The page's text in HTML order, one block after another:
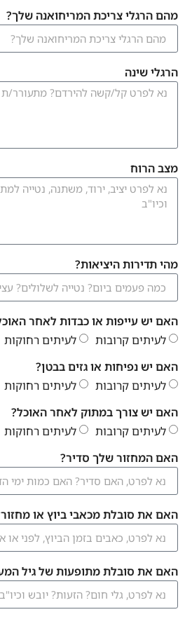
מהם הרגלי צריכת המריחואנה שלך?
הרגלי שינה
מצב הרוח
מהי תדירות היציאות?
האם יש עייפות או כבדות לאחר
לעיתים קרובות
לעיתים רחוקות
האם יש נפיחות או גזים בבטן?
לעיתים קרובות
לעיתים רחוקות
האם יש צורך במתוק לאחר האוכל?
לעיתים קרובות
לעיתים רחוקות
האם המחזור שלך סדיר?
האם את סובלת מכאבי ביוץ או
האם את סובלת מתופעות של גיל